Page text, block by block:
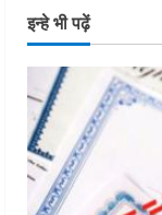
इन्हे भी पढ़ें